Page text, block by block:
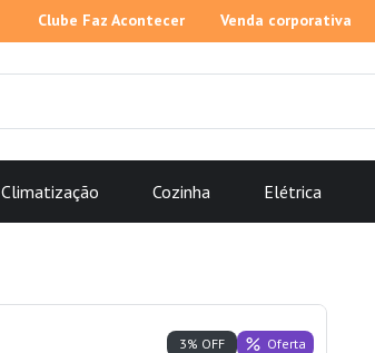
Clube Faz Acontecer Venda corporativa
Climatização Cozinha Elétrica
3% OFF Oferta